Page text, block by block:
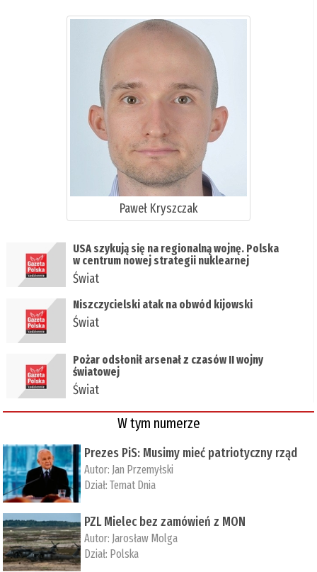
Paweł Kryszczak
USA szykują się na regionalną wojnę. Polska
w centrum nowej strategii nuklearnej
Świat
Niszczycielski atak na obwód kijowski
Świat
Pożar odsłonił arsenał z czasów II wojny
światowej
Świat
W tym numerze
Prezes PiS: Musimy mieć patriotyczny rząd
Autor: Jan Przemyłski
Dział:Temat Dnia
PZL Mielec bez zamówień z MON
Autor: Jarosław Molga
Dział: Polska